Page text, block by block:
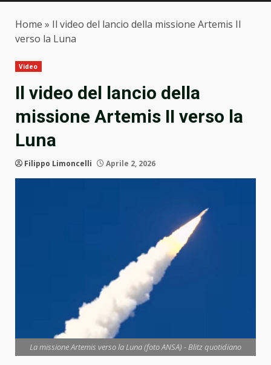
Home » Il video del lancio della missione Artemis II
verso la Luna
Video
Il video del lancio della
missione Artemis II verso la
Luna
Filippo Limoncelli Aprile 2, 2026
La missione Artemis verso la Luna (foto ANSA) - Blitz quotidiano